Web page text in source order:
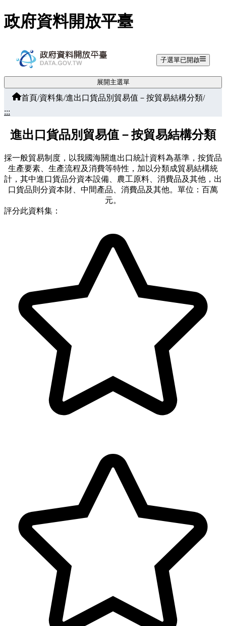
跳至主要內容
政府資料開放平臺
子選單已開啟
展開主選單
首頁/資料集/進出口貨品別貿易值－按貿易結構分類/
:::
進出口貨品別貿易值－按貿易結構分類
採一般貿易制度，以我國海關進出口統計資料為基準，按貨品
生產要素、生產流程及消費等特性，加以分類成貿易結構統
計，其中進口貨品分資本設備、農工原料、消費品及其他，出
口貨品則分資本財、中間產品、消費品及其他。單位：百萬
元。
評分此資料集：